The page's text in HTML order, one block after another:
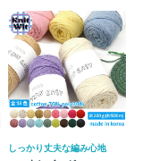
しっかり丈夫な編み心地